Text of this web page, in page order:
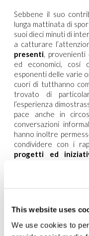
This website uses
We use cookies to
Sebbene il suo
lunga mattinata di
suoi dieci minuti di
a catturare
presenti,
ed economici, cosí
esponenti delle varie
cuori di tutthanno
trovato di
l’esperienza
pace anche in
conversazioni
hanno inoltre
condividere con i
progetti ed
in
La